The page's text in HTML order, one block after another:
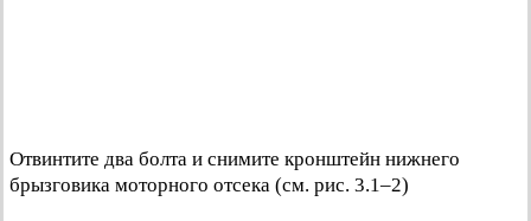
Отвинтите два болта и снимите кронштейн нижнего
брызговика моторного отсека (см. рис. 3.1–2)